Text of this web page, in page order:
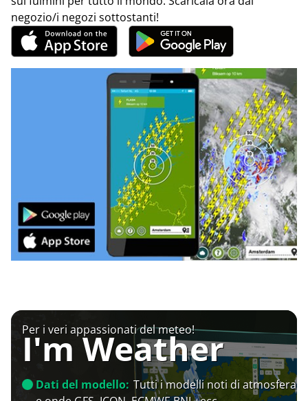
negozio/i negozi sottostanti!
Per i veri appassionati del meteo!
I'm Weather
Dati del modello: Tutti i modelli noti di atmosfera